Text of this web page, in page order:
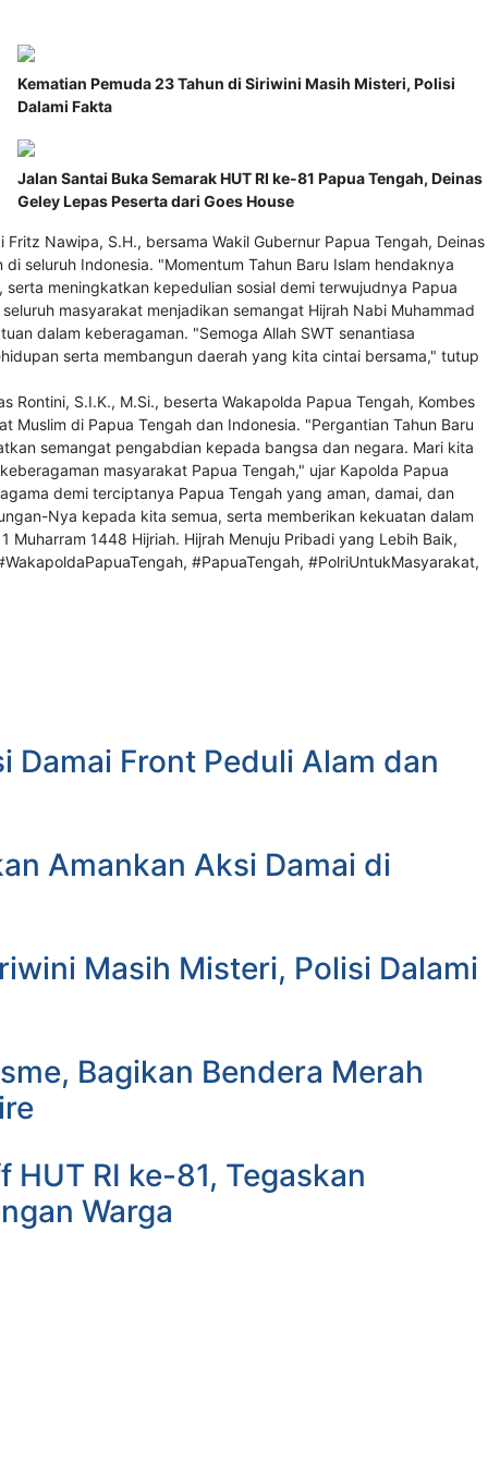
Kematian Pemuda 23 Tahun di Siriwini Masih Misteri, Polisi
Dalami Fakta
Jalan Santai Buka Semarak HUT RI ke-81 Papua Tengah, Deinas
Geley Lepas Peserta dari Goes House
Damai Front Peduli Alam dan
Amankan Aksi Damai di
Masih Misteri, Polisi Dalami
Bagikan Bendera Merah
HUT RI ke-81, Tegaskan
Warga